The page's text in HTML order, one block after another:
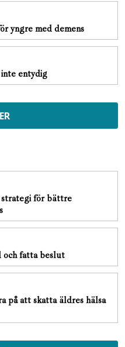
yngre med demens
entydig
strategi för bättre
fatta beslut
på att skatta äldres hälsa